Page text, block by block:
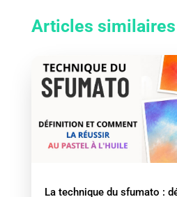
Articles similaires
La technique du sfumato :